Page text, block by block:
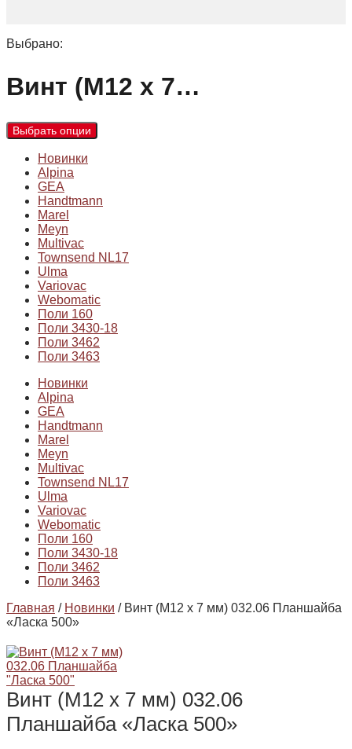
Выбрано:
Винт (М12 х 7…
Выбрать опции
Новинки
Alpina
GEA
Handtmann
Marel
Meyn
Multivac
Townsend NL17
Ulma
Variovac
Webomatic
Поли 160
Поли 3430-18
Поли 3462
Поли 3463
Новинки
Alpina
GEA
Handtmann
Marel
Meyn
Multivac
Townsend NL17
Ulma
Variovac
Webomatic
Поли 160
Поли 3430-18
Поли 3462
Поли 3463
Главная / Новинки / Винт (М12 х 7 мм) 032.06 Планшайба
«Ласка 500»
Винт (М12 х 7 мм) 032.06
Планшайба «Ласка 500»